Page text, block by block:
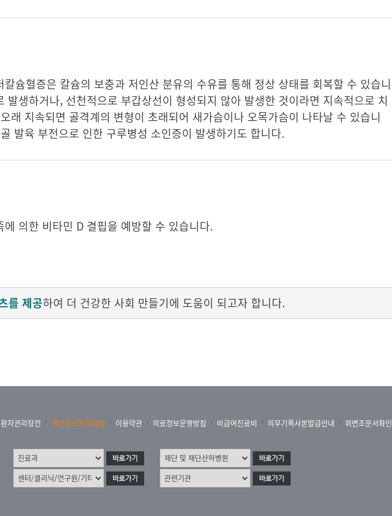
슘혈증은 칼슘의 보충과 저인산 분유의 수유를 통해 정상 상태를 회복할 수 있습니
생하거나, 선천적으로 부갑상선이 형성되지 않아 발생한 것이라면 지속적으로 치
래 지속되면 골격계의 변형이 초래되어 새가슴이나 오목가슴이 나타날 수 있습니
발육 부전으로 인한 구루병성 소인증이 발생하기도 합니다.
의한 비타민 D 결핍을 예방할 수 있습니다.
를 제공하여 더 건강한 사회 만들기에 도움이 되고자 합니다.
환자권리장전 개인정보처리방침 이용약관 의료정보운영방침 비급여진료비 의무기록사본발급안내 위변조문서확인